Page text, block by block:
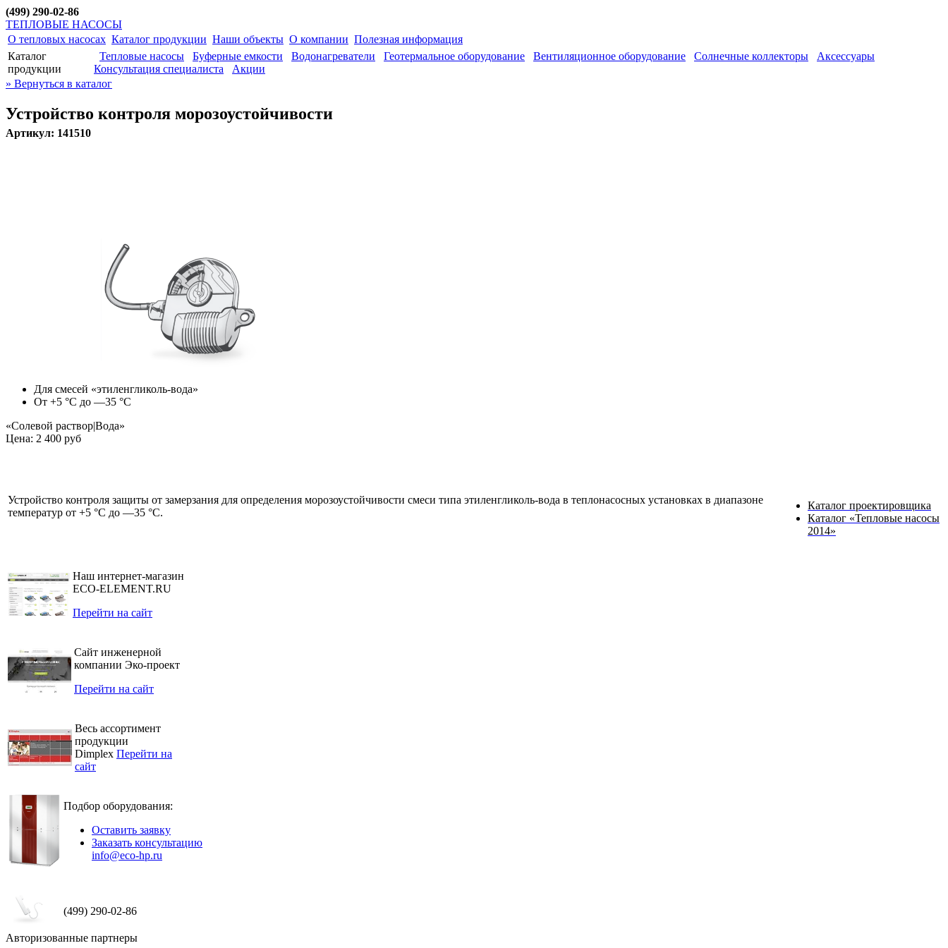
(499) 290-02-86
ТЕПЛОВЫЕ НАСОСЫ
О тепловых насосах Каталог продукции Наши объекты О компании Полезная информация
Каталог
продукции
Тепловые насосы Буферные емкости Водонагреватели Геотермальное оборудование Вентиляционное оборудование Солнечные коллекторы
Аксессуары
Консультация специалиста
Акции
» Вернуться в каталог
Устройство контроля морозоустойчивости
Артикул: 141510
Для смесей «этиленгликоль-вода»
От +5 °C до —35 °C
«Солевой раствор|Вода»
Цена: 2 400 руб
Устройство контроля защиты от замерзания для определения морозоустойчивости смеси типа этиленгликоль-вода в теплонасосных установках в диапазоне
температур от +5 °C до —35 °C.
Каталог проектировщика
Каталог «Тепловые насосы
2014»
Наш интернет-магазин
ECO-ELEMENT.RU
Перейти на сайт
Сайт инженерной
компании Эко-проект
Перейти на сайт
Весь ассортимент
продукции
Dimplex Перейти на
сайт
Подбор оборудования:
Оставить заявку
Заказать консультацию
info@eco-hp.ru
(499) 290-02-86
Авторизованные партнеры